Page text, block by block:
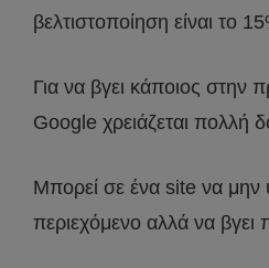
βελτιστοποίηση είναι το
Για να βγει κάποιος στην
Google χρειάζεται πολλή
Μπορεί σε ένα site να μην
περιεχόμενο αλλά να βγει